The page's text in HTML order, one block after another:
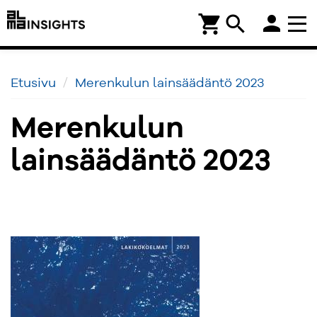
search
shopping_cart person
Etusivu Merenkulun lainsäädäntö 2023
Merenkulun
lainsäädäntö 2023